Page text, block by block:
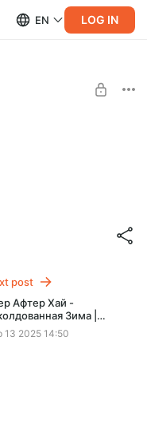
EN LOG IN
-20%
only.
post
Афтер Хай -
Зима |
на мультфильм
13 2025 14:50